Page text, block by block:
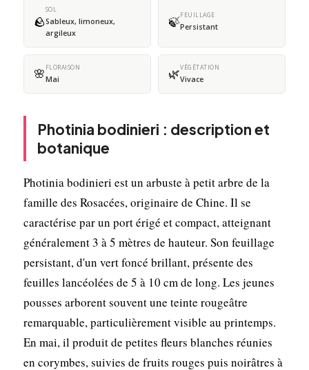
🪨
SOL
Sableux, limoneux,
argileux
🍃FEUILLAGE
Persistant
🌸 FLORAISON
Mai 🌿VÉGÉTATION
Vivace
Photinia bodinieri : description et
botanique
Photinia bodinieri est un arbuste à petit arbre de la
famille des Rosacées, originaire de Chine. Il se
caractérise par un port érigé et compact, atteignant
généralement 3 à 5 mètres de hauteur. Son feuillage
persistant, d'un vert foncé brillant, présente des
feuilles lancéolées de 5 à 10 cm de long. Les jeunes
pousses arborent souvent une teinte rougeâtre
remarquable, particulièrement visible au printemps.
En mai, il produit de petites fleurs blanches réunies
en corymbes, suivies de fruits rouges puis noirâtres à